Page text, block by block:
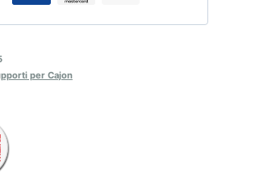
per Cajon